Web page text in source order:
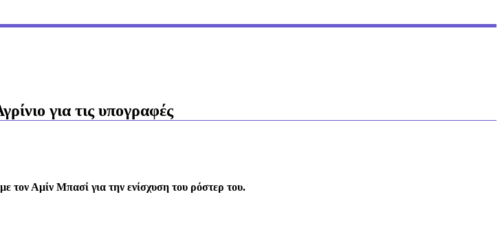
για τις υπογραφές
τον Αμίν Μπασί για την ενίσχυση του ρόστερ του.